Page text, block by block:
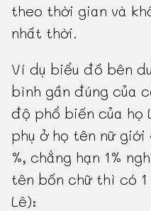
theo thời gian và
nhất thời.
Ví dụ biểu đồ bên
bình gần đúng của
độ phổ biến của
phụ ở họ tên nữ
%, chẳng hạn 1%
tên bốn chữ thì có 1
Lê):